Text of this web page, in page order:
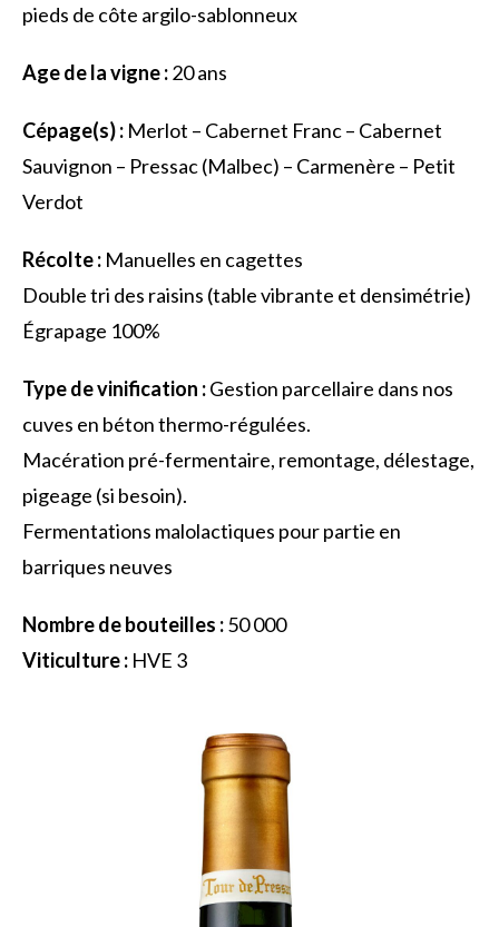
pieds de côte argilo-sablonneux
Age de la vigne :20 ans
Cépage(s) : Merlot – Cabernet Franc – Cabernet
Sauvignon – Pressac (Malbec) – Carmenère – Petit
Verdot
Récolte : Manuelles en cagettes
Double tri des raisins (table vibrante et densimétrie)
Égrapage 100%
Type de vinification :Gestion parcellaire dans nos
cuves en béton thermo-régulées.
Macération pré-fermentaire, remontage, délestage,
pigeage (si besoin).
Fermentations malolactiques pour partie en
barriques neuves
Nombre de bouteilles :50 000
Viticulture : HVE 3